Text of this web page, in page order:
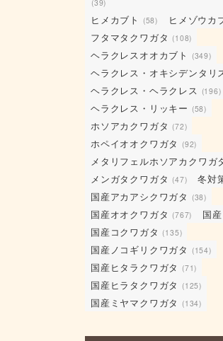
(39)
ヒメカブト (58) ヒメゾウカ
フタマタクワガタ (108)
ヘラクレスオオカブト (349)
ヘラクレス・オキシデンタリ
ヘラクレス・ヘラクレス (196)
ヘラクレス・リッキー (58)
ホソアカクワガタ (72)
ホペイオオクワガタ (92)
メタリフェルホソアカクワガ
メンガタクワガタ (47) 冬対
国産アカアシクワガタ (38)
国産オオクワガタ (767) 国
国産コクワガタ (135)
国産ノコギリクワガタ (154)
国産ヒタラクワガタ (71)
国産ヒラタクワガタ (125)
国産ミヤマクワガタ (134)